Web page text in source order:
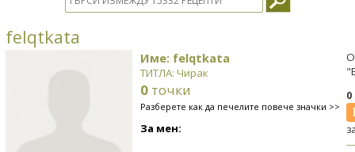
felqtkata
Име: felqtkata
ТИТЛА: Чирак
0 точки
Разберете как да печелите повече значки >>
За мен: